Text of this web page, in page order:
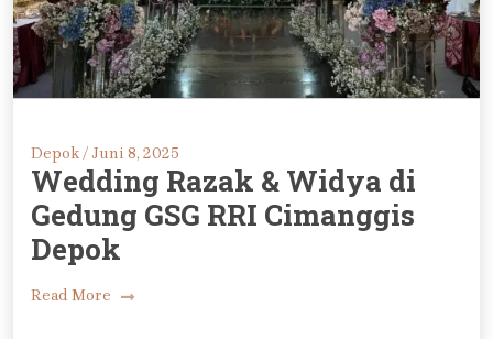
Depok / Juni 8, 2025
Wedding Razak & Widya di
Gedung GSG RRI Cimanggis
Depok
Read More